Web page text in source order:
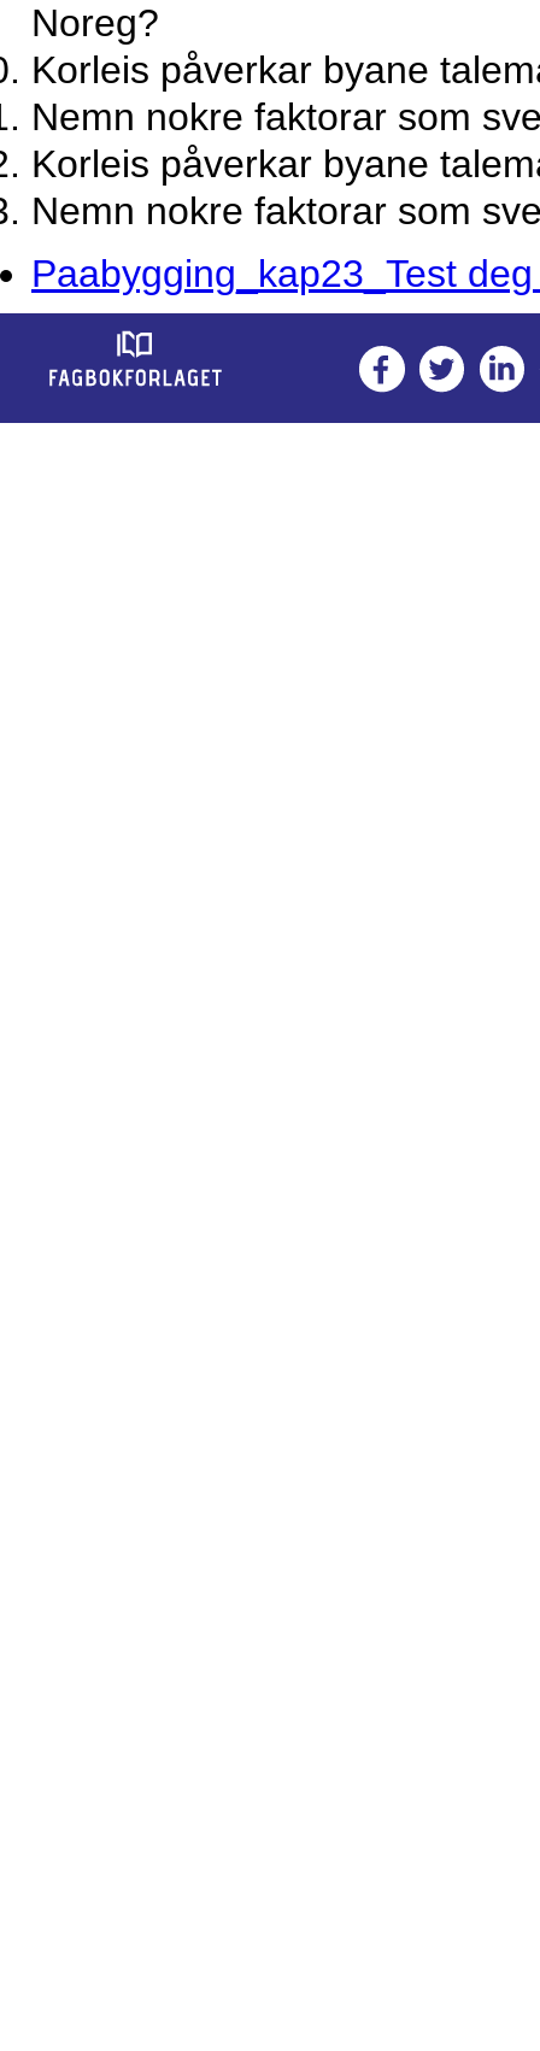
Noreg?
Korleis påverkar byane
Nemn nokre faktorar som
Korleis påverkar byane
Nemn nokre faktorar som
Paabygging_kap23_Test